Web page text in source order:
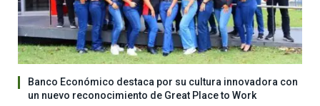
Banco Económico destaca por su cultura innovadora con
un nuevo reconocimiento de Great Place to Work